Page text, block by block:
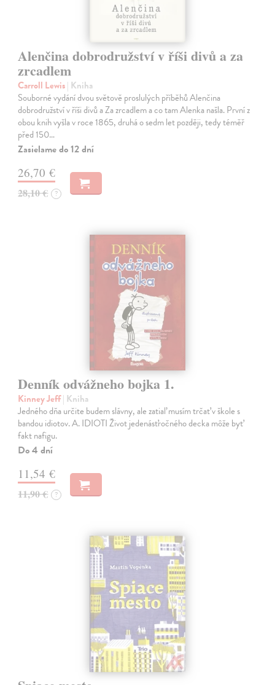
Alenčina dobrodružství v říši divů a za
zrcadlem
Carroll Lewis| Kniha
Souborné vydání dvou světově proslulých příběhů Alenčina
dobrodružství v říši divů a Za zrcadlem a co tam Alenka našla. První z
obou knih vyšla v roce 1865, druhá o sedm let později, tedy téměř
před 150…
Zasielame do 12 dní
26,70 €
28,10 € ?
Denník odvážneho bojka 1.
Kinney Jeff| Kniha
Jedného dňa určite budem slávny, ale zatiaľ musím trčať v škole s
bandou idiotov. A. IDIOTI Život jedenásťročného decka môže byť
fakt nafigu.
Do 4 dní
11,54 €
11,90 € ?